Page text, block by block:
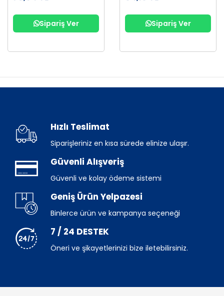
Sipariş Ver Sipariş Ver
Hızlı Teslimat
Siparişleriniz en kısa sürede elinize ulaşır.
Güvenli Alışveriş
Güvenli ve kolay ödeme sistemi
Geniş Ürün Yelpazesi
Binlerce ürün ve kampanya seçeneği
7 / 24 DESTEK
Öneri ve şikayetlerinizi bize iletebilirsiniz.